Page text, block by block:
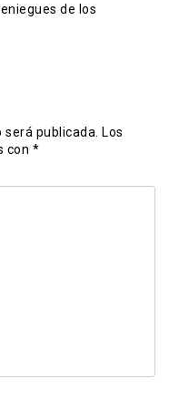
de los
publicada.
Los
con *